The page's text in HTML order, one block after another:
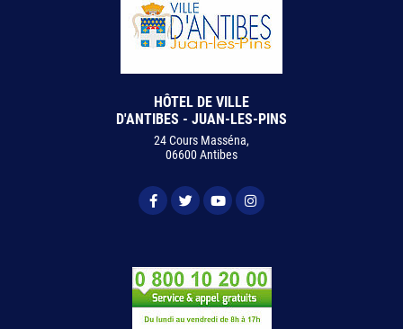
HÔTEL DE VILLE
D'ANTIBES - JUAN-LES-PINS
24 Cours Masséna,
06600 Antibes